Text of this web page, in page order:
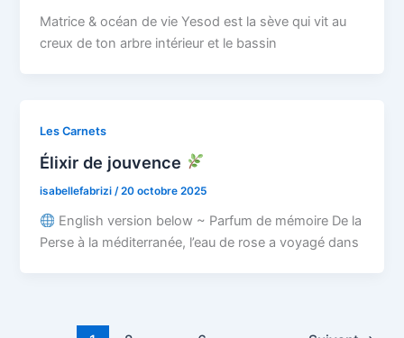
Matrice & océan de vie Yesod est la sève qui vit au
creux de ton arbre intérieur et le bassin
Les Carnets
Élixir de jouvence
isabellefabrizi/20 octobre 2025
English version below ~ Parfum de mémoire De la
Perse à la méditerranée, l’eau de rose a voyagé dans